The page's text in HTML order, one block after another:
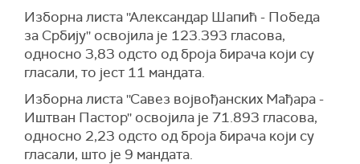
Изборна листа ''Александар Шапић - Победа
за Србију'' освојила је 123.393 гласова,
односно 3,83 одсто од броја бирача који су
гласали, то јест 11 мандата.
Изборна листа ''Савез војвођанских Мађара -
Иштван Пастор'' освојила је 71.893 гласова,
односно 2,23 одсто од броја бирача који су
гласали, што је 9 мандата.